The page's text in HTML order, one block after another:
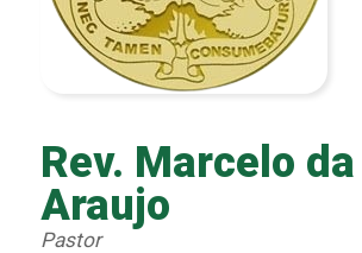
Rev. Marcelo
Araujo
Pastor